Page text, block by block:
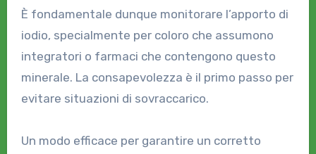
È fondamentale dunque monitorare l’apporto di
iodio, specialmente per coloro che assumono
integratori o farmaci che contengono questo
minerale. La consapevolezza è il primo passo per
evitare situazioni di sovraccarico.
Un modo efficace per garantire un corretto